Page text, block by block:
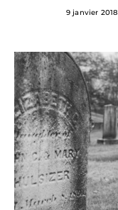
9 janvier 2018